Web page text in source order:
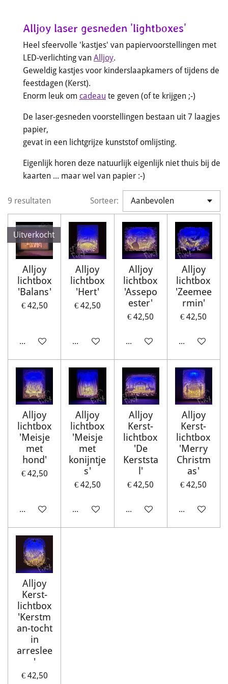
Alljoy laser gesneden 'lightboxes'
Heel sfeervolle 'kastjes' van papiervoorstellingen met
LED-verlichting van Alljoy.
Geweldig kastjes voor kinderslaapkamers of tijdens de
feestdagen (Kerst).
Enorm leuk om cadeau te geven (of te krijgen ;-)
De laser-gesneden voorstellingen bestaan uit 7 laagjes
papier,
gevat in een lichtgrijze kunststof omlijsting.
Eigenlijk horen deze natuurlijk eigenlijk niet thuis bij de
kaarten ... maar wel van papier :-)
9 resultaten Sorteer:
Uitverkocht
Alljoy
lichtbox
'Balans'
€ 42,50
Houd mij op de hoogte
Alljoy
lichtbox
'Hert'
€ 42,50
In winkelwagen
Alljoy
lichtbox
'Assepo
ester'
€ 42,50
In winkelwagen
Alljoy
lichtbox
'Zeemee
rmin'
€ 42,50
In
Alljoy
lichtbox
'Meisje
met
hond'
€ 42,50
In winkelwagen
Alljoy
lichtbox
'Meisje
met
konijntje
s'
€ 42,50
In winkelwagen
Alljoy
Kerst-
lichtbox
'De
Kerststa
l'
€ 42,50
In winkelwagen
Alljoy
Kerst-
lichtbox
'Merry
Christm
as'
€ 42,50
In
Alljoy
Kerst-
lichtbox
'Kerstm
an-tocht
in
arreslee
'
€ 42,50